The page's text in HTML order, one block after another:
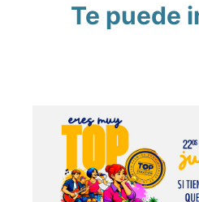
Te puede